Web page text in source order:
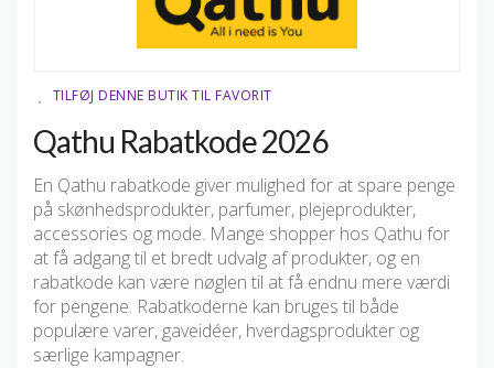
TILFØJ DENNE BUTIK TIL FAVORIT
Qathu Rabatkode 2026
En Qathu rabatkode giver mulighed for at spare penge
på skønhedsprodukter, parfumer, plejeprodukter,
accessories og mode. Mange shopper hos Qathu for
at få adgang til et bredt udvalg af produkter, og en
rabatkode kan være nøglen til at få endnu mere værdi
for pengene. Rabatkoderne kan bruges til både
populære varer, gaveidéer, hverdagsprodukter og
særlige kampagner.